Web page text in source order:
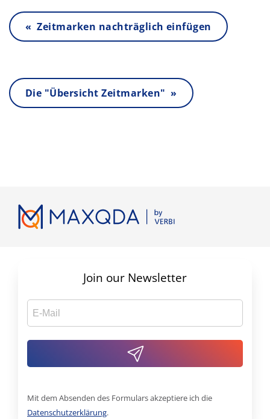
« Zeitmarken nachträglich einfügen
Die "Übersicht Zeitmarken" »
Join our Newsletter
Mit dem Absenden des Formulars akzeptiere ich die
Datenschutzerklärung.